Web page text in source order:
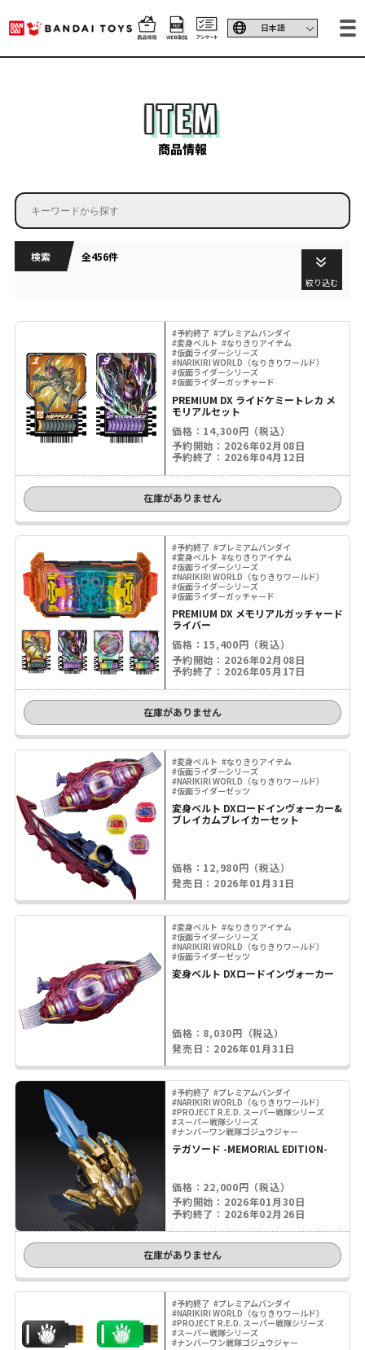
ITEM
商品情報
検索 全456件
絞り込む
#予約終了 #プレミアムバンダイ
#変身ベルト #なりきりアイテム
#仮面ライダーシリーズ
#NARIKIRI WORLD（なりきりワールド）
#仮面ライダーシリーズ
#仮面ライダーガッチャード
PREMIUM DX ライドケミートレカ メ
モリアルセット
価格：14,300円（税込）
予約開始：2026年02月08日
予約終了：2026年04月12日
在庫がありません
#予約終了 #プレミアムバンダイ
#変身ベルト #なりきりアイテム
#仮面ライダーシリーズ
#NARIKIRI WORLD（なりきりワールド）
#仮面ライダーシリーズ
#仮面ライダーガッチャード
PREMIUM DX メモリアルガッチャード
ライバー
価格：15,400円（税込）
予約開始：2026年02月08日
予約終了：2026年05月17日
在庫がありません
#変身ベルト #なりきりアイテム
#仮面ライダーシリーズ
#NARIKIRI WORLD（なりきりワールド）
#仮面ライダーゼッツ
変身ベルト DXロードインヴォーカー&
ブレイカムブレイカーセット
価格：12,980円（税込）
発売日：2026年01月31日
#変身ベルト #なりきりアイテム
#仮面ライダーシリーズ
#NARIKIRI WORLD（なりきりワールド）
#仮面ライダーゼッツ
変身ベルト DXロードインヴォーカー
価格：8,030円（税込）
発売日：2026年01月31日
#予約終了 #プレミアムバンダイ
#NARIKIRI WORLD（なりきりワールド）
#PROJECT R.E.D. スーパー戦隊シリーズ
#スーパー戦隊シリーズ
#ナンバーワン戦隊ゴジュウジャー
テガソード -MEMORIAL EDITION-
価格：22,000円（税込）
予約開始：2026年01月30日
予約終了：2026年02月26日
在庫がありません
#予約終了 #プレミアムバンダイ
#NARIKIRI WORLD（なりきりワールド）
#PROJECT R.E.D. スーパー戦隊シリーズ
#スーパー戦隊シリーズ
#ナンバーワン戦隊ゴジュウジャー